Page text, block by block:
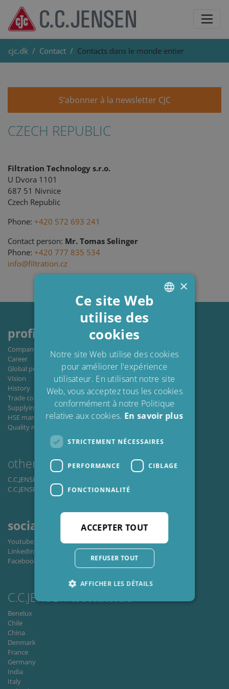
cjc.dk Contact Contacts dans le monde entier
S’abonner à la newsletter CJC
CZECH REPUBLIC
Filtration Technology s.r.o.
U Dvora 1101
687 51 Nivnice
Czech Republic
Phone: +420 572 693 241
Contact person: Mr. Tomas Selinger
Phone: +420 777 835 534
info@filtration.cz
profile
Company profile
Career
Global private policy
Vision
History
Trade conditions
Supplying to C.C.JENSEN A/S
HSE management
Quality management
other businessareas
C.C.JENSEN Window A/S
C.C.JENSEN Casting A/S
social
Youtube
LinkedIn
Facebook
C.C.JENSENworldwide
Benelux
Chile
China
Denmark
France
Germany
India
Italy
SPANISH
FRENCH
×
Ce site Web
utilise des
cookies
Notre site Web utilise des cookies
pour améliorer l'expérience
utilisateur. En utilisant notre site
Web, vous acceptez tous les cookies
conformément à notre Politique
relative aux cookies. En savoir plus
STRICTEMENT NÉCESSAIRES
PERFORMANCE CIBLAGE
FONCTIONNALITÉ
ACCEPTER TOUT
REFUSER TOUT
AFFICHER LES DÉTAILS